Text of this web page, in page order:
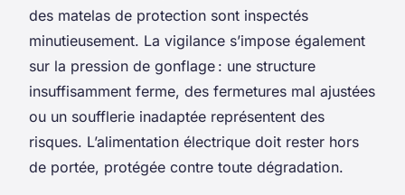
des matelas de protection sont inspectés
minutieusement. La vigilance s’impose également
sur la pression de gonflage : une structure
insuffisamment ferme, des fermetures mal ajustées
ou un soufflerie inadaptée représentent des
risques. L’alimentation électrique doit rester hors
de portée, protégée contre toute dégradation.